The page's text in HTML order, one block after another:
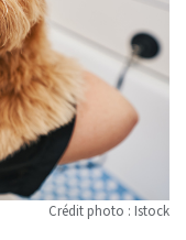
Crédit photo : Istock